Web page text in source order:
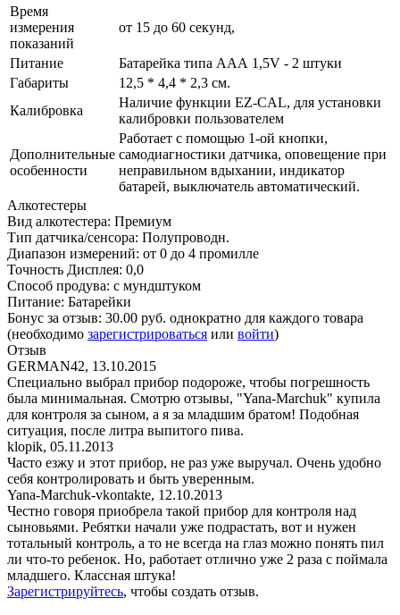
Время
измерения
показаний
от 15 до 60 секунд,
Питание
Батарейка типа ААА 1,5V - 2 штуки
Габариты
12,5 * 4,4 * 2,3 см.
Калибровка
Наличие функции EZ-CAL, для установки
калибровки пользователем
Дополнительные
особенности
Работает с помощью 1-ой кнопки,
самодиагностики датчика, оповещение при
неправильном вдыхании, индикатор
батарей, выключатель автоматический.
Алкотестеры
Вид алкотестера: Премиум
Тип датчика/сенсора: Полупроводн.
Диапазон измерений: от 0 до 4 промилле
Точность Дисплея: 0,0
Способ продува: с мундштуком
Питание: Батарейки
Бонус за отзыв: 30.00 руб. однократно для каждого товара
(необходимо зарегистрироваться или войти)
Отзыв
GERMAN42, 13.10.2015
Специально выбрал прибор подороже, чтобы погрешность
была минимальная. Смотрю отзывы, "Yana-Marchuk" купила
для контроля за сыном, а я за младшим братом! Подобная
ситуация, после литра выпитого пива.
klopik, 05.11.2013
Часто езжу и этот прибор, не раз уже выручал. Очень удобно
себя контролировать и быть уверенным.
Yana-Marchuk-vkontakte, 12.10.2013
Честно говоря приобрела такой прибор для контроля над
сыновьями. Ребятки начали уже подрастать, вот и нужен
тотальный контроль, а то не всегда на глаз можно понять пил
ли что-то ребенок. Но, работает отлично уже 2 раза с поймала
младшего. Классная штука!
Зарегистрируйтесь, чтобы создать отзыв.